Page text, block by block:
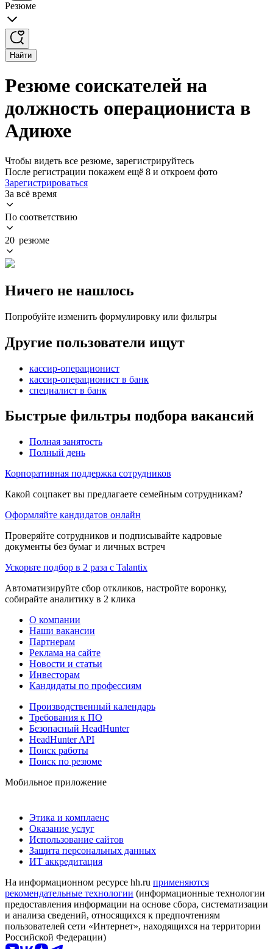
Резюме
Найти
Резюме соискателей на
должность операциониста в
Адиюхе
Чтобы видеть все резюме, зарегистрируйтесь
После регистрации покажем ещё 8 и откроем фото
Зарегистрироваться
За всё время
По соответствию
20 резюме
Ничего не нашлось
Попробуйте изменить формулировку или фильтры
Другие пользователи ищут
кассир-операционист
кассир-операционист в банк
специалист в банк
Быстрые фильтры подбора вакансий
Полная занятость
Полный день
Корпоративная поддержка сотрудников
Какой соцпакет вы предлагаете семейным сотрудникам?
Оформляйте кандидатов онлайн
Проверяйте сотрудников и подписывайте кадровые
документы без бумаг и личных встреч
Ускорьте подбор в 2 раза с Talantix
Автоматизируйте сбор откликов, настройте воронку,
собирайте аналитику в 2 клика
О компании
Наши вакансии
Партнерам
Реклама на сайте
Новости и статьи
Инвесторам
Кандидаты по профессиям
Производственный календарь
Требования к ПО
Безопасный HeadHunter
HeadHunter API
Поиск работы
Поиск по резюме
Мобильное приложение
Этика и комплаенс
Оказание услуг
Использование сайтов
Защита персональных данных
ИТ аккредитация
На информационном ресурсе hh.ru применяются
рекомендательные технологии (информационные технологии
предоставления информации на основе сбора, систематизации
и анализа сведений, относящихся к предпочтениям
пользователей сети «Интернет», находящихся на территории
Российской Федерации)